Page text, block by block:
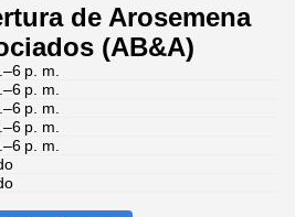
de Arosemena
(AB&A)
p. m.
p. m.
p. m.
p. m.
p. m.